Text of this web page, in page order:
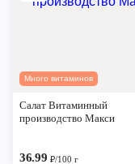
Череповец
Ярославль
Много витаминов
Салат Витаминный
производство Макси
36.99₽/100 г